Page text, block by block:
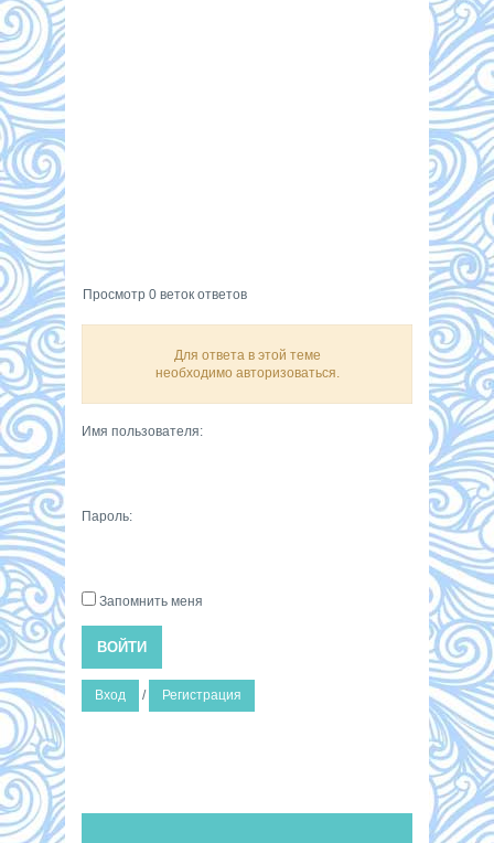
Просмотр 0 веток ответов
Для ответа в этой теме
необходимо авторизоваться.
Имя пользователя:
Пароль:
Запомнить меня
ВОЙТИ
Вход / Регистрация